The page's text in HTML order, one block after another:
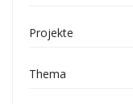
Projekte
Thema